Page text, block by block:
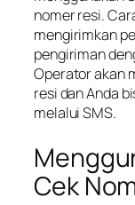
nomer resi.
mengirimkan
pengiriman
Operator akan
resi dan Anda
melalui SMS.
Cek